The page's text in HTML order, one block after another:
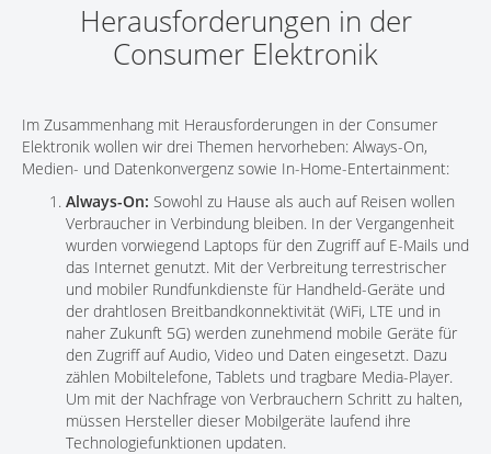
Herausforderungen in der
Consumer Elektronik
Im Zusammenhang mit Herausforderungen in der Consumer
Elektronik wollen wir drei Themen hervorheben: Always-On,
Medien- und Datenkonvergenz sowie In-Home-Entertainment:
Always-On: Sowohl zu Hause als auch auf Reisen wollen
Verbraucher in Verbindung bleiben. In der Vergangenheit
wurden vorwiegend Laptops für den Zugriff auf E-Mails und
das Internet genutzt. Mit der Verbreitung terrestrischer
und mobiler Rundfunkdienste für Handheld-Geräte und
der drahtlosen Breitbandkonnektivität (WiFi, LTE und in
naher Zukunft 5G) werden zunehmend mobile Geräte für
den Zugriff auf Audio, Video und Daten eingesetzt. Dazu
zählen Mobiltelefone, Tablets und tragbare Media-Player.
Um mit der Nachfrage von Verbrauchern Schritt zu halten,
müssen Hersteller dieser Mobilgeräte laufend ihre
Technologiefunktionen updaten.